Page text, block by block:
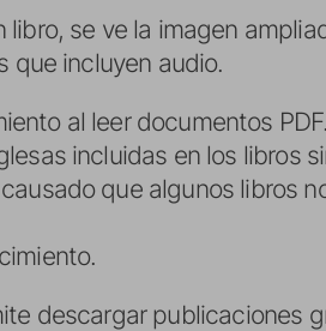
se ve la imagen
que incluyen audio.
al leer documentos PDF.
incluidas en los libros
que algunos libros
descargar publicaciones